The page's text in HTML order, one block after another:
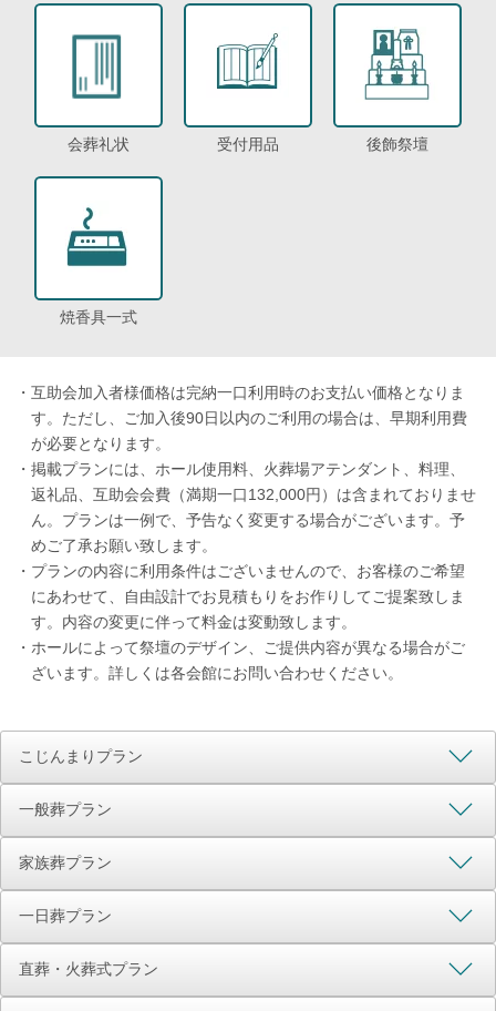
会葬礼状 受付用品 後飾祭壇
焼香具一式
・互助会加入者様価格は完納一口利用時のお支払い価格となりま
す。ただし、ご加入後90日以内のご利用の場合は、早期利用費
が必要となります。
・掲載プランには、ホール使用料、火葬場アテンダント、料理、
返礼品、互助会会費（満期一口132,000円）は含まれておりませ
ん。プランは一例で、予告なく変更する場合がございます。予
めご了承お願い致します。
・ プランの内容に利用条件はございませんので、お客様のご希望
にあわせて、自由設計でお見積もりをお作りしてご提案致しま
す。内容の変更に伴って料金は変動致します。
・ホールによって祭壇のデザイン、ご提供内容が異なる場合がご
ざいます。詳しくは各会館にお問い合わせください。
こじんまりプラン
一般葬プラン
家族葬プラン
一日葬プラン
直葬・火葬式プラン